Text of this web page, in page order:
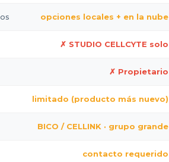
opciones locales + en la nube
✗ STUDIO CELLCYTE solo
✗ Propietario
limitado (producto más nuevo)
BICO / CELLINK · grupo grande
contacto requerido